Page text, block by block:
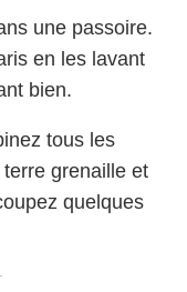
une passoire.
en les lavant
bien.
tous les
grenaille et
quelques